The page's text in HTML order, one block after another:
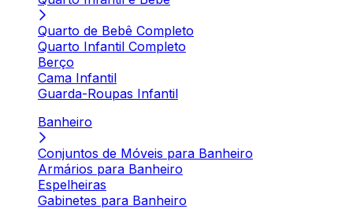
Quarto de Bebê Completo
Quarto Infantil Completo
Berço
Cama Infantil
Guarda-Roupas Infantil
Banheiro
Conjuntos de Móveis para Banheiro
Armários para Banheiro
Espelheiras
Gabinetes para Banheiro